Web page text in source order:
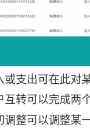
或支出可在此对
互转可以完成两
调整可以调整某